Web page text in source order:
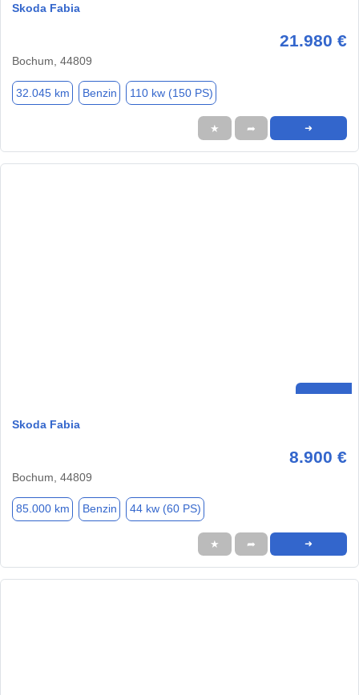
Skoda Fabia
21.980 €
Bochum, 44809
32.045 km Benzin 110 kw (150 PS)
★ ➦ ➜
Skoda Fabia
8.900 €
Bochum, 44809
85.000 km Benzin 44 kw (60 PS)
★ ➦ ➜